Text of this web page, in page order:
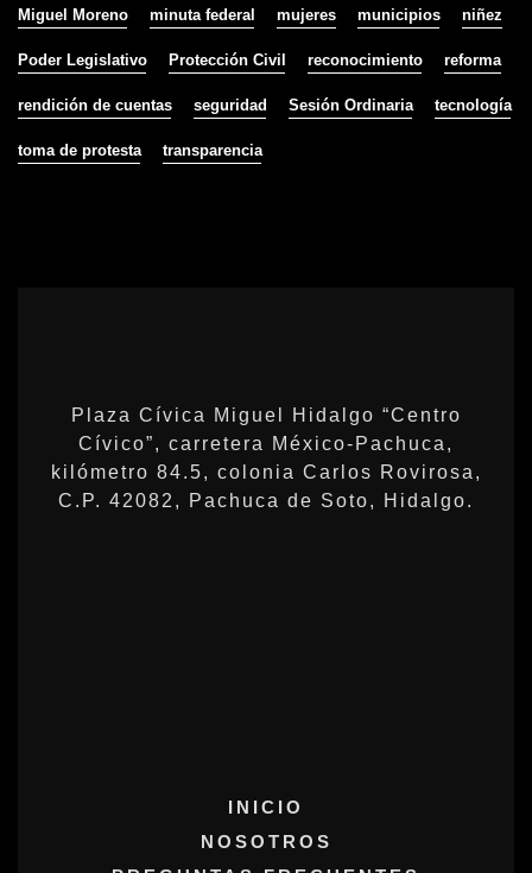
Miguel Moreno minuta federal mujeres municipios niñez
Poder Legislativo Protección Civil reconocimiento reforma
rendición de cuentas seguridad Sesión Ordinaria tecnología
toma de protesta transparencia
Plaza Cívica Miguel Hidalgo “Centro
Cívico”, carretera México-Pachuca,
kilómetro 84.5, colonia Carlos Rovirosa,
C.P. 42082, Pachuca de Soto, Hidalgo.
INICIO
NOSOTROS